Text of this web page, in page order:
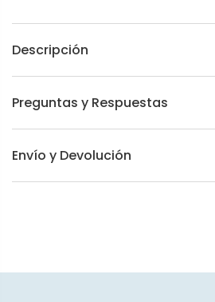
Descripción
Preguntas y Respuestas
Envío y Devolución